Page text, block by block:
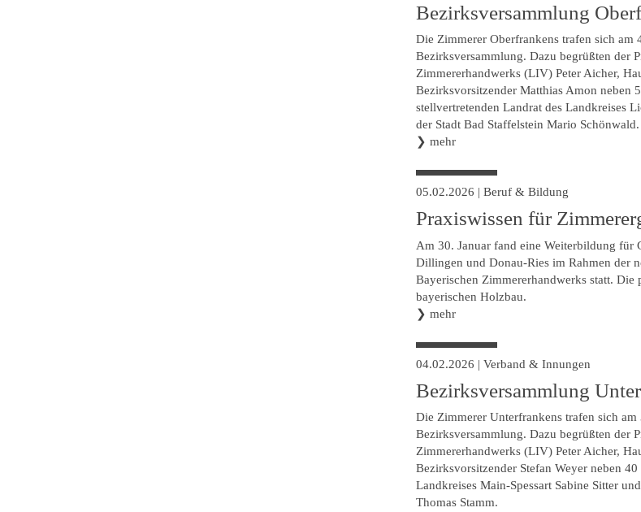
Bezirksversammlung
Die Zimmerer Oberfrankens trafen sich
Bezirksversammlung. Dazu begrüßten der
Zimmererhandwerks (LIV) Peter Aicher,
Bezirksvorsitzender Matthias Amon neben
stellvertretenden Landrat des Landkreises
der Stadt Bad Staffelstein Mario Schönwald.
❯ mehr
05.02.2026 | Beruf & Bildung
Praxiswissen für
Am 30. Januar fand eine Weiterbildung für
Dillingen und Donau-Ries im Rahmen der
Bayerischen Zimmererhandwerks statt. Die
bayerischen Holzbau.
❯ mehr
04.02.2026 | Verband & Innungen
Bezirksversammlung
Die Zimmerer Unterfrankens trafen sich
Bezirksversammlung. Dazu begrüßten der
Zimmererhandwerks (LIV) Peter Aicher,
Bezirksvorsitzender Stefan Weyer neben
Landkreises Main-Spessart Sabine Sitter
Thomas Stamm.